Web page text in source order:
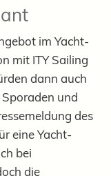
im Yacht-
mit ITY Sailing
dann auch
und
des
eine Yacht-
bei
die